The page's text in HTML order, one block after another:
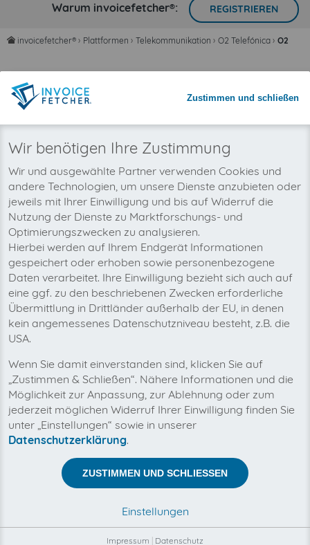
Warum invoicefetcher®: REGISTRIEREN
home invoicefetcher® › Plattformen › Telekommunikation › O2 Telefónica › O2
Zeit sparen mit automatisiertem
Rechnungsimport
Mit invoicefetcher® können Sie alle Ihre O2
Cloud-Software spart Ihnen Zeit, Geld und
Nerven.
O2 ist die Marke der Telefónica Germany und bietet
seinen Kunden verschiedene Angebote in der
Telekommunikation an. Das Spektrum reicht von
Mobilfunk bis DSL- und Festnetz Lösungen. Aktuelle
Smartphones (z. B. die Samsung Galaxy Reihe, iPhone-
Angebote etc.) lassen sich hier mit verschiedenen
Tarifkombinationen bündeln. Diese Tarife passen sich
an, so dass sowohl Geschäfts- als auch Privatkunden
Zustimmen und schließen
Wir benötigen Ihre Zustimmung
Wir und ausgewählte Partner verwenden Cookies und
andere Technologien, um unsere Dienste anzubieten oder
jeweils mit Ihrer Einwilligung und bis auf Widerruf die
Nutzung der Dienste zu Marktforschungs- und
Optimierungszwecken zu analysieren.
Hierbei werden auf Ihrem Endgerät Informationen
gespeichert oder erhoben sowie personenbezogene
Daten verarbeitet. Ihre Einwilligung bezieht sich auch auf
eine ggf. zu den beschriebenen Zwecken erforderliche
Übermittlung in Drittländer außerhalb der EU, in denen
kein angemessenes Datenschutzniveau besteht, z.B. die
USA.
Wenn Sie damit einverstanden sind, klicken Sie auf
„Zustimmen & Schließen“. Nähere Informationen und die
Möglichkeit zur Anpassung, zur Ablehnung oder zum
jederzeit möglichen Widerruf Ihrer Einwilligung finden Sie
unter „Einstellungen“ sowie in unserer
Datenschutzerklärung.
ZUSTIMMEN UND SCHLIESSEN
Einstellungen
Impressum | Datenschutz